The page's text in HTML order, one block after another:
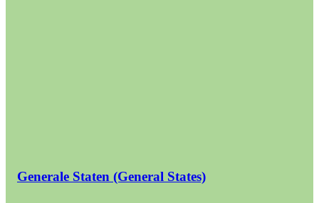
Generale Staten (General States)